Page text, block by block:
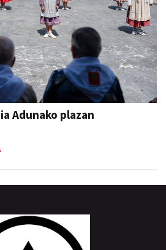
Adunako plazan